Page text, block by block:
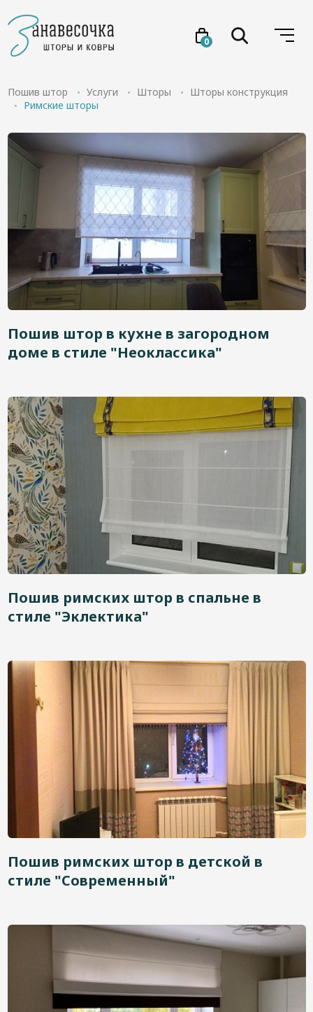
0
Услуги
Товары
Акции
Проекты
О нас
Отзывы
Контакты
Пошив штор Услуги Шторы
Шторы конструкция
Римские шторы
Пошив штор в кухне в загородном
доме в стиле "Неоклассика"
Пошив римских штор в спальне в
стиле "Эклектика"
Пошив римских штор в детской в
стиле "Современный"